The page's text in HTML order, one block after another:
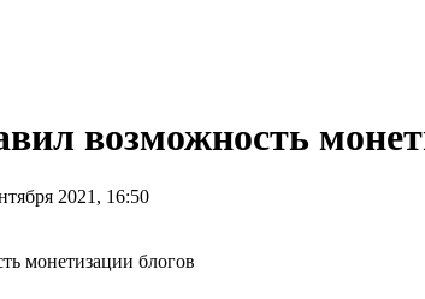
возможность
2021, 16:50